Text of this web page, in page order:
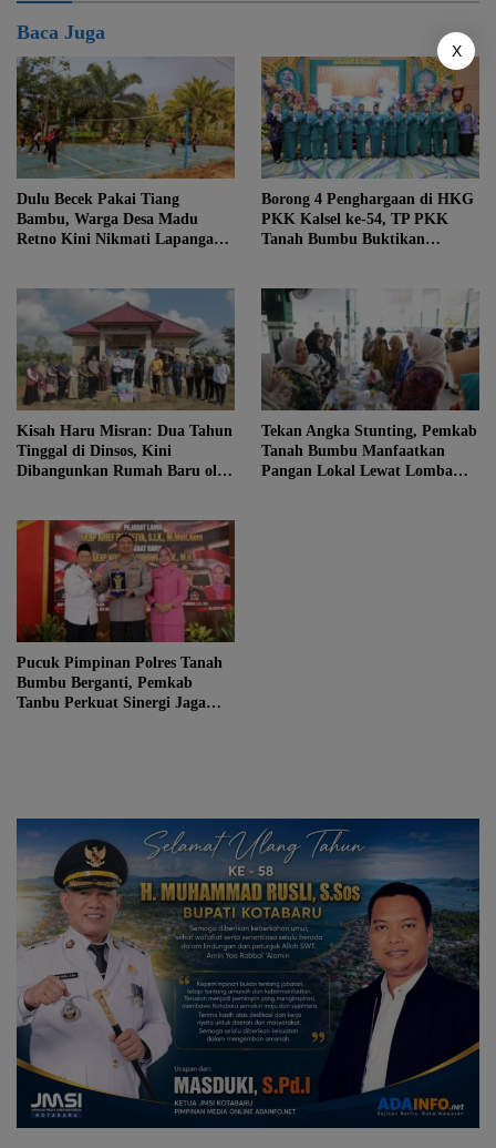
Baca Juga
Dulu Becek Pakai Tiang
Bambu, Warga Desa Madu
Retno Kini Nikmati Lapangan
Borong 4 Penghargaan di HKG
PKK Kalsel ke-54, TP PKK
Tanah Bumbu Buktikan
Kisah Haru Misran: Dua Tahun
Tinggal di Dinsos, Kini
Dibangunkan Rumah Baru oleh
Tekan Angka Stunting, Pemkab
Tanah Bumbu Manfaatkan
Pangan Lokal Lewat Lomba
Pucuk Pimpinan Polres Tanah
Bumbu Berganti, Pemkab
Tanbu Perkuat Sinergi Jaga
X